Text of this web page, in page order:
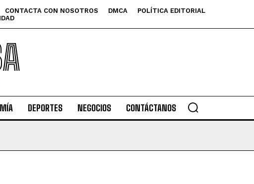
CONTACTA CON NOSOTROS DMCA
POLÍTICA EDITORIAL
DEPORTES NEGOCIOS CONTÁCTANOS